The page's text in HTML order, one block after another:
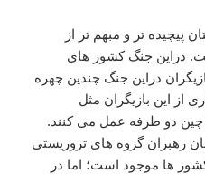
پیچیده تر و مبهم تر از
دراین جنگ کشور های
دراین جنگ چندین چهره
این بازیگران مثل
چین دو طرفه عمل می کنند.
رهبران گروه های تروریستی
کشور ها موجود است؛ اما در